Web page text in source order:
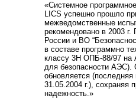
«Системное
LICS успешно прошло
межведомственные
рекомендовано в 2003 г.
России и ВО
в составе программно
классу 3Н ОПБ-88/97
для безопасности АЭС).
обновляется
31.05.2004 г.), сохраняя
надежность.»